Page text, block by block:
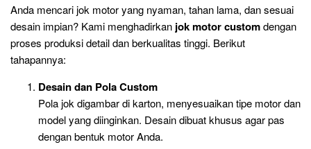
Anda mencari jok motor yang nyaman, tahan lama, dan sesuai
desain impian? Kami menghadirkan jok motor customdengan
proses produksi detail dan berkualitas tinggi. Berikut
tahapannya:
Desain dan Pola Custom
Pola jok digambar di karton, menyesuaikan tipe motor dan
model yang diinginkan. Desain dibuat khusus agar pas
dengan bentuk motor Anda.